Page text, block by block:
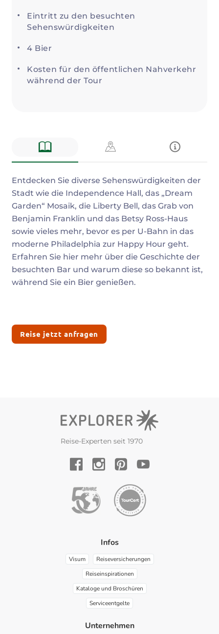
Eintritt zu den besuchten
Sehenswürdigkeiten
4 Bier
Kosten für den öffentlichen Nahverkehr
während der Tour
Beschreibung
Entdecken Sie diverse Sehenswürdigkeiten der
Stadt wie die Independence Hall, das „Dream
Garden“ Mosaik, die Liberty Bell, das Grab von
Benjamin Franklin und das Betsy Ross-Haus
sowie vieles mehr, bevor es per U-Bahn in das
moderne Philadelphia zur Happy Hour geht.
Erfahren Sie hier mehr über die Geschichte der
besuchten Bar und warum diese so bekannt ist,
während Sie ein Bier genießen.
Reise jetzt anfragen
Reise-Experten seit 1970
Infos
Visum
Reiseversicherungen
Reiseinspirationen
Kataloge und Broschüren
Serviceentgelte
Unternehmen